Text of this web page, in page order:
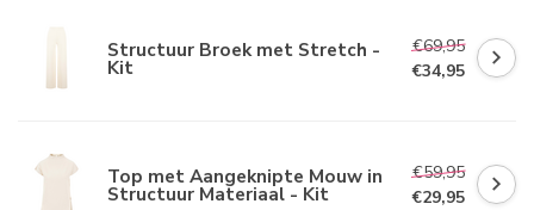
Structuur Broek met Stretch -
Kit
€69,95
€34,95
Top met Aangeknipte Mouw in
Structuur Materiaal - Kit
€59,95
€29,95